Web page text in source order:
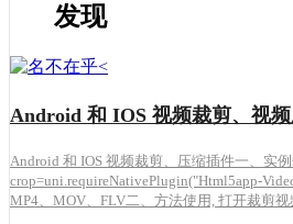
发现
Android 和 IOS 视频裁剪、视
Android 和 IOS 视频裁剪、压缩插件一、实
crop=uni.requireNativePlugin("Html5app-
MP4、MOV、FLV二、方法使用, 打开裁剪